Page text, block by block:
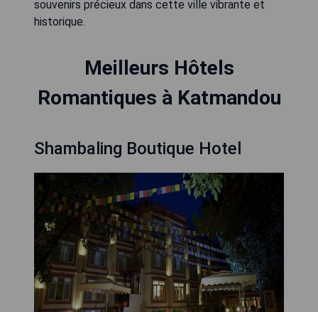
souvenirs précieux dans cette ville vibrante et
historique.
Meilleurs Hôtels
Romantiques à Katmandou
Shambaling Boutique Hotel